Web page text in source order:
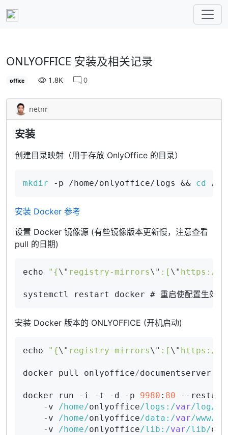
ONLYOFFICE 安装及相关记录
office 1.8K 0
netnr
安装
创建目录映射（用于存放 OnlyOffice 的目录）
mkdir -p /home/onlyoffice/logs && cd /
安装 Docker 参考
设置 Docker 镜像源 (有些镜像版本更新慢，注意查看
pull 的日期)
echo "{\" registry-mirrors\" :[ \" https://
安装 Docker 版本的 ONLYOFFICE (开机启动)
echo "{\" registry-mirrors\" :[ \" https://
docker pull onlyoffice/documentserver #
docker run - i - t - d - p 9980 : 80 -- restart
- v /home/onlyoffice/logs:/var/log/
- v /home/onlyoffice/data:/var/www/
- v /home/onlyoffice/lib:/var/lib/